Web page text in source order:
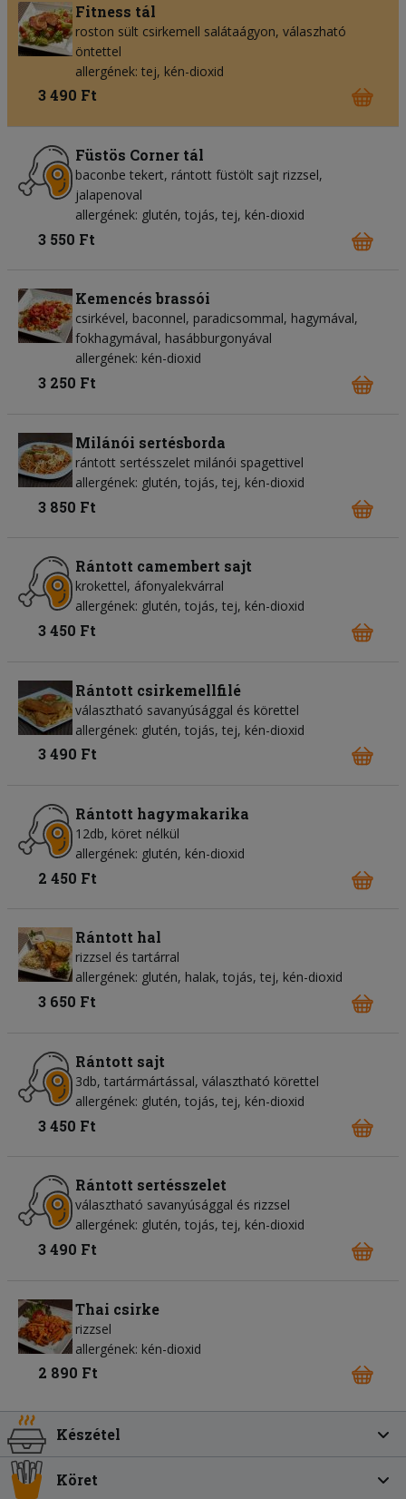
Fitness tál
roston sült csirkemell salátaágyon, válaszható
öntettel
allergének: tej, kén-dioxid
3 490 Ft
Füstös Corner tál
baconbe tekert, rántott füstölt sajt rizzsel,
jalapenoval
allergének: glutén, tojás, tej, kén-dioxid
3 550 Ft
Kemencés brassói
csirkével, baconnel, paradicsommal, hagymával,
fokhagymával, hasábburgonyával
allergének: kén-dioxid
3 250 Ft
Milánói sertésborda
rántott sertésszelet milánói spagettivel
allergének: glutén, tojás, tej, kén-dioxid
3 850 Ft
Rántott camembert sajt
krokettel, áfonyalekvárral
allergének: glutén, tojás, tej, kén-dioxid
3 450 Ft
Rántott csirkemellfilé
választható savanyúsággal és körettel
allergének: glutén, tojás, tej, kén-dioxid
3 490 Ft
Rántott hagymakarika
12db, köret nélkül
allergének: glutén, kén-dioxid
2 450 Ft
Rántott hal
rizzsel és tartárral
allergének: glutén, halak, tojás, tej, kén-dioxid
3 650 Ft
Rántott sajt
3db, tartármártással, választható körettel
allergének: glutén, tojás, tej, kén-dioxid
3 450 Ft
Rántott sertésszelet
választható savanyúsággal és rizzsel
allergének: glutén, tojás, tej, kén-dioxid
3 490 Ft
Thai csirke
rizzsel
allergének: kén-dioxid
2 890 Ft
Készétel
Köret